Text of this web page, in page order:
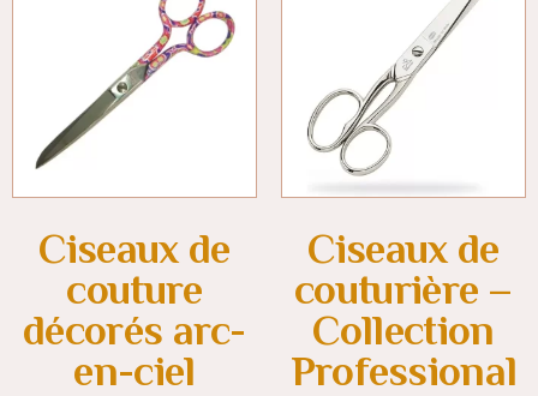
Ciseaux de
couture
décorés arc-
en-ciel
Ciseaux de
couturière –
Collection
Professional